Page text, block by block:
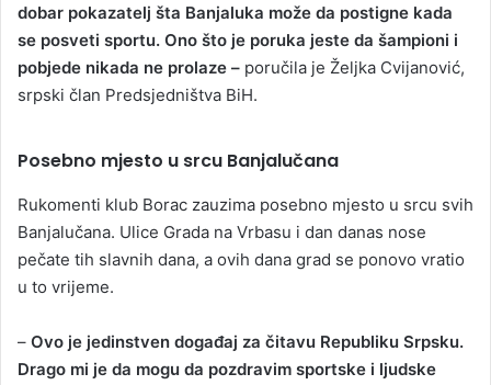
dobar pokazatelj šta Banjaluka može da postigne kada
se posveti sportu. Ono što je poruka jeste da šampioni i
pobjede nikada ne prolaze – poručila je Željka Cvijanović,
srpski član Predsjedništva BiH.
Posebno mjesto u srcu Banjalučana
Rukomenti klub Borac zauzima posebno mjesto u srcu svih
Banjalučana. Ulice Grada na Vrbasu i dan danas nose
pečate tih slavnih dana, a ovih dana grad se ponovo vratio
u to vrijeme.
– Ovo je jedinstven događaj za čitavu Republiku Srpsku.
Drago mi je da mogu da pozdravim sportske i ljudske